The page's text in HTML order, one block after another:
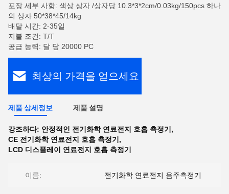
포장 세부 사항: 색상 상자 /상자당 10.3*3*2cm/0.03kg/150pcs 하나
의 상자 50*38*45/14kg
배달 시간: 2-35일
지불 조건: T/T
공급 능력: 달 당 20000 PC
최상의 가격을 얻으세요
제품 상세정보 제품 설명
강조하다: 안정적인 전기화학 연료전지 호흡 측정기 ,
CE 전기화학 연료전지 호흡 측정기 ,
LCD 디스플레이 연료전지 호흡 측정기
이름: 전기화학 연료전지 음주측정기